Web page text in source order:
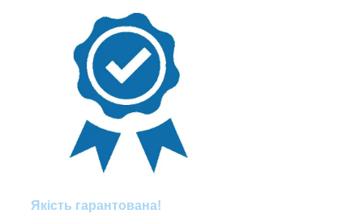
Якість гарантована!